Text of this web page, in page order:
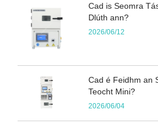
Cad is Seomra
Dlúth ann?
2026/06/12
Cad é Feidhm an
Teocht Mini?
2026/06/04